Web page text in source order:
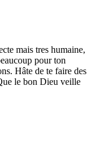
mais tres humaine,
pour ton
Hâte de te faire des
le bon Dieu veille